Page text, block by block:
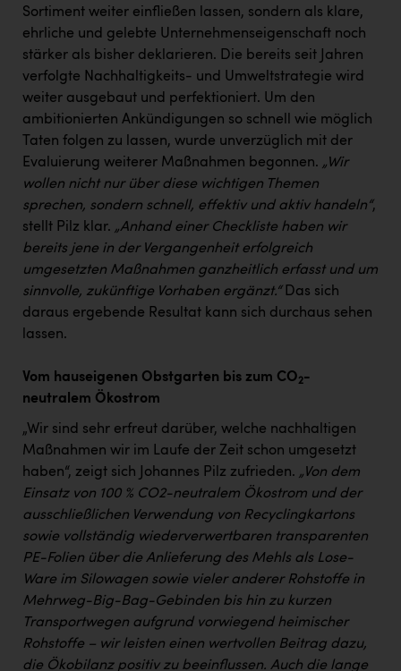
Sortiment weiter einfließen lassen, sondern als klare,
ehrliche und gelebte Unternehmenseigenschaft noch
stärker als bisher deklarieren. Die bereits seit Jahren
verfolgte Nachhaltigkeits- und Umweltstrategie wird
weiter ausgebaut und perfektioniert. Um den
ambitionierten Ankündigungen so schnell wie möglich
Taten folgen zu lassen, wurde unverzüglich mit der
Evaluierung weiterer Maßnahmen begonnen. „Wir
wollen nicht nur über diese wichtigen Themen
sprechen, sondern schnell, effektiv und aktiv handeln“,
stellt Pilz klar. „Anhand einer Checkliste haben wir
bereits jene in der Vergangenheit erfolgreich
umgesetzten Maßnahmen ganzheitlich erfasst und um
sinnvolle, zukünftige Vorhaben ergänzt.“Das sich
daraus ergebende Resultat kann sich durchaus sehen
lassen.
Vom hauseigenen Obstgarten bis zum CO2-
neutralem Ökostrom
„Wir sind sehr erfreut darüber, welche nachhaltigen
Maßnahmen wir im Laufe der Zeit schon umgesetzt
haben“, zeigt sich Johannes Pilz zufrieden. „Von dem
Einsatz von 100 % CO2-neutralem Ökostrom und der
ausschließlichen Verwendung von Recyclingkartons
sowie vollständig wiederverwertbaren transparenten
PE-Folien über die Anlieferung des Mehls als Lose-
Ware im Silowagen sowie vieler anderer Rohstoffe in
Mehrweg-Big-Bag-Gebinden bis hin zu kurzen
Transportwegen aufgrund vorwiegend heimischer
Rohstoffe – wir leisten einen wertvollen Beitrag dazu,
die Ökobilanz positiv zu beeinflussen. Auch die lange